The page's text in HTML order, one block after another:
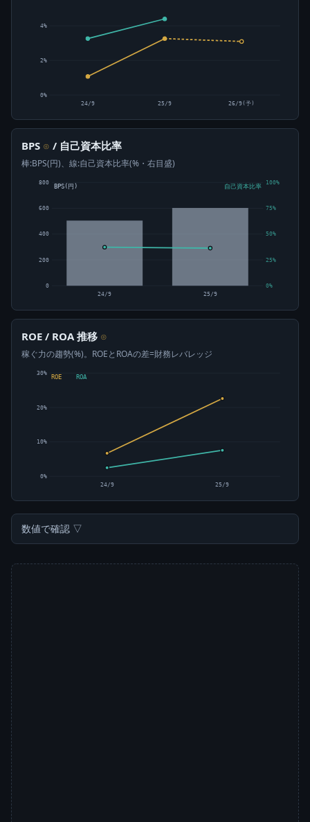
0%
2%
4%
24/9 25/9 26/9(予)
BPS ⊙ / 自己資本比率
棒:BPS(円)、線:自己資本比率(%・右目盛)
0
200
400
600
800
0%
25%
50%
75%
100%
24/9 25/9
BPS(円) 自己資本比率
ROE / ROA 推移 ⊙
稼ぐ力の趨勢(%)。ROEとROAの差=財務レバレッジ
0%
10%
20%
30%
ROE ROA
24/9 25/9
数値で確認 ▽